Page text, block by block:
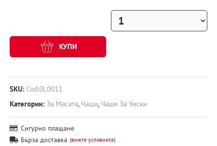
КУПИ
SKU: Cod.0L0011
Категории: За Масата, Чаши, Чаши За Уиски
Сигурно плащане
Бърза доставка (вижте условията)